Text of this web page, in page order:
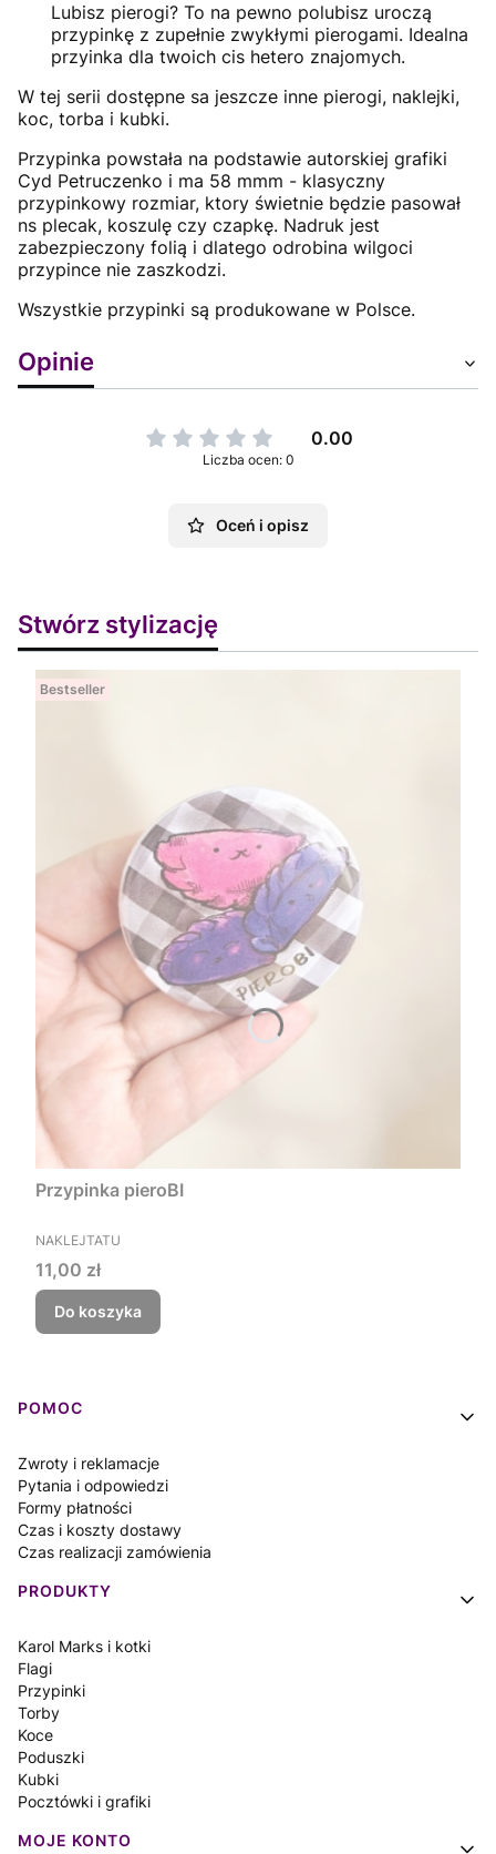
Lubisz pierogi? To na pewno polubisz uroczą
przypinkę z zupełnie zwykłymi pierogami. Idealna
przyinka dla twoich cis hetero znajomych.
W tej serii dostępne sa jeszcze inne pierogi, naklejki,
koc, torba i kubki.
Przypinka powstała na podstawie autorskiej grafiki
Cyd Petruczenko i ma 58 mmm - klasyczny
przypinkowy rozmiar, ktory świetnie będzie pasował
ns plecak, koszulę czy czapkę. Nadruk jest
zabezpieczony folią i dlatego odrobina wilgoci
przypince nie zaszkodzi.
Wszystkie przypinki są produkowane w Polsce.
Opinie
0.00
Liczba ocen: 0
Oceń i opisz
Stwórz stylizację
Bestseller
Przypinka pieroBI
PRODUCENT
NAKLEJTATU
Cena
11,00 zł
Do koszyka
Linki w stopce
POMOC
Zwroty i reklamacje
Pytania i odpowiedzi
Formy płatności
Czas i koszty dostawy
Czas realizacji zamówienia
PRODUKTY
Karol Marks i kotki
Flagi
Przypinki
Torby
Koce
Poduszki
Kubki
Pocztówki i grafiki
MOJE KONTO